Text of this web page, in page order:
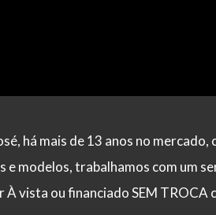
há mais de 13 anos no
e modelos, trabalhamos com um
À vista ou financiado SEM